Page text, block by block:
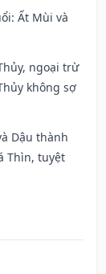
Ất Mùi và
ngoại trừ
không sợ
Dậu thành
Thìn, tuyệt